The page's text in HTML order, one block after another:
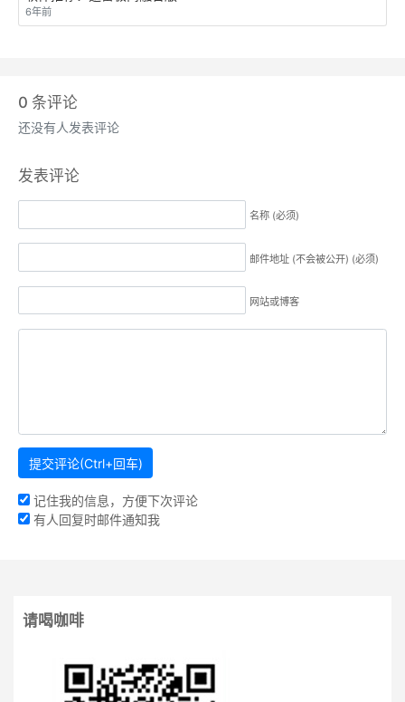
6年前
0 条评论
还没有人发表评论
发表评论
名称 (必须)
邮件地址 (不会被公开) (必须)
网站或博客
记住我的信息，方便下次评论
有人回复时邮件通知我
请喝咖啡